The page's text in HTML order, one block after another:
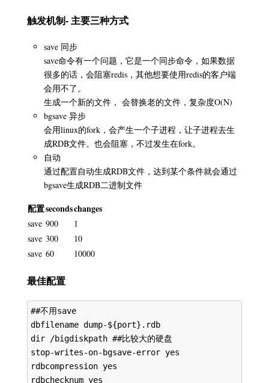
触发机制- 主要三种方式
save 同步
save命令有一个问题，它是一个同步命令，如果数据
很多的话，会阻塞redis，其他想要使用redis的客户端
会用不了。
生成一个新的文件， 会替换老的文件，复杂度O(N)
bgsave 异步
会用linux的fork，会产生一个子进程，让子进程去生
成RDB文件。也会阻塞，不过发生在fork。
自动
通过配置自动生成RDB文件，达到某个条件就会通过
bgsave生成RDB二进制文件
配置secondschanges
save 900
1
save 300
10
save 60 10000
最佳配置
##不用save
dbfilename dump-${port}.rdb
dir /bigdiskpath ##比较大的硬盘
stop-writes-on-bgsave-error yes
rdbcompression yes